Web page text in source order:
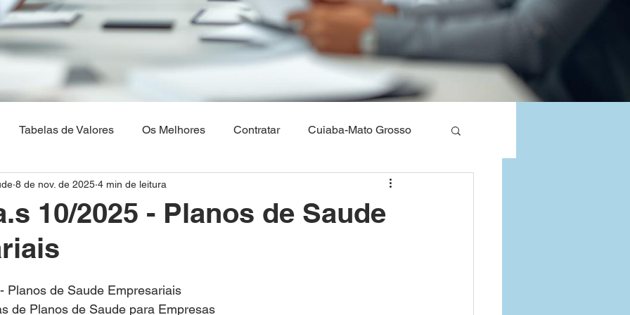
Tabelas de Valores Os Melhores Contratar Cuiaba-Mato Grosso
Os Melhores Planos de saude
Plano de Saude Empresarial
Brasilia Maranhão
10/2025 - Planos de Saude
8 de nov. de 2025 4 min de leitura
Planos de Saude Empresariais
de Planos de Saude para Empresas